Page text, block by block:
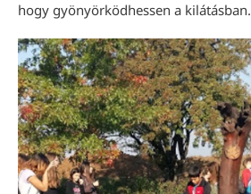
hogy gyönyörködhessen a kilátásban.